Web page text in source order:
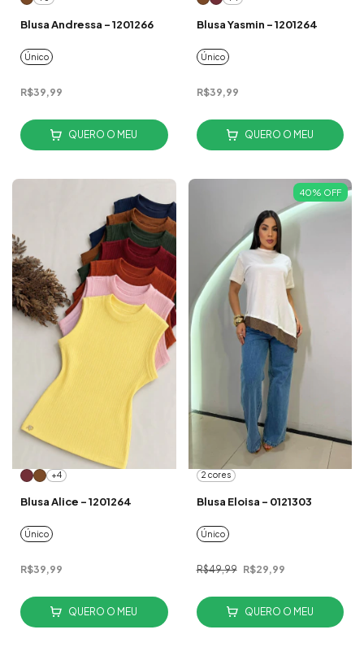
Blusa Andressa - 1201266
Único
R$39,99
QUERO O MEU
Blusa Yasmin - 1201264
Único
R$39,99
QUERO O MEU
+4
Blusa Alice - 1201264
Único
R$39,99
QUERO O MEU
40% OFF
2 cores
Blusa Eloisa - 0121303
Único
R$49,99 R$29,99
QUERO O MEU